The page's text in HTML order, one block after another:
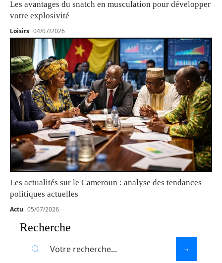
Les avantages du snatch en musculation pour développer
votre explosivité
Loisirs 04/07/2026
Les actualités sur le Cameroun : analyse des tendances
politiques actuelles
Actu 05/07/2026
Recherche